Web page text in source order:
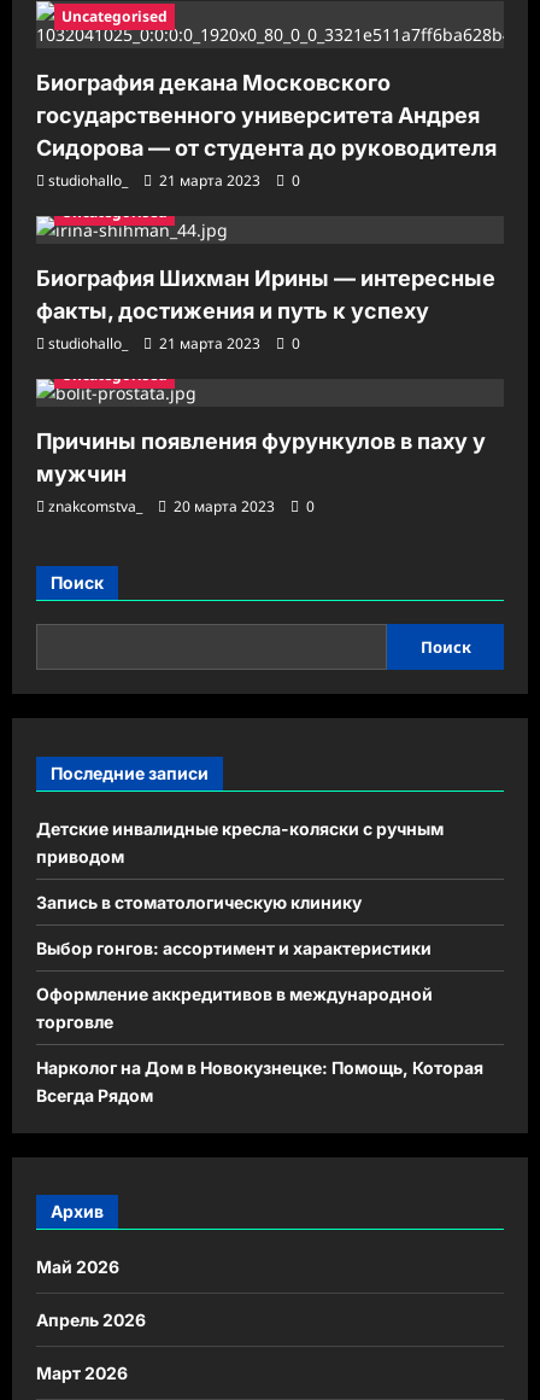
Uncategorised
Биография декана Московского
государственного университета Андрея
Сидорова — от студента до руководителя
studiohallo_ 21 марта 2023
0
Uncategorised
Биография Шихман Ирины — интересные
факты, достижения и путь к успеху
studiohallo_ 21 марта 2023
0
Uncategorised
Причины появления фурункулов в паху у
мужчин
znakcomstva_ 20 марта 2023 0
Поиск
Поиск
Последние записи
Детские инвалидные кресла-коляски с ручным
приводом
Запись в стоматологическую клинику
Выбор гонгов: ассортимент и характеристики
Оформление аккредитивов в международной
торговле
Нарколог на Дом в Новокузнецке: Помощь, Которая
Всегда Рядом
Архив
Май 2026
Апрель 2026
Март 2026